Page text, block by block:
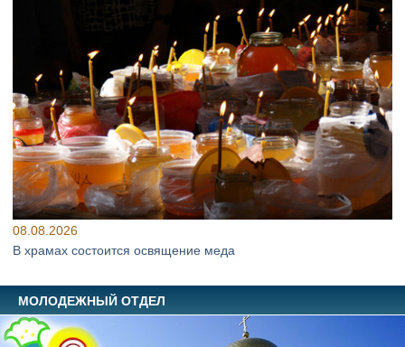
08.08.2026
В храмах состоится освящение меда
МОЛОДЕЖНЫЙ ОТДЕЛ